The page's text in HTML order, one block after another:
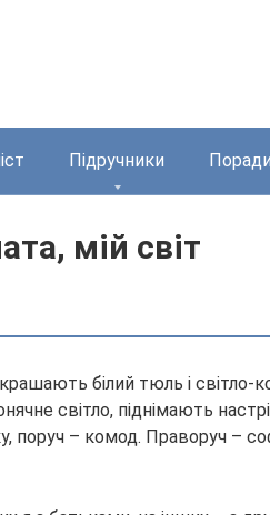
Підручники Поради
мій світ
білий тюль і світло-
світло, піднімають
поруч – комод. Праворуч –